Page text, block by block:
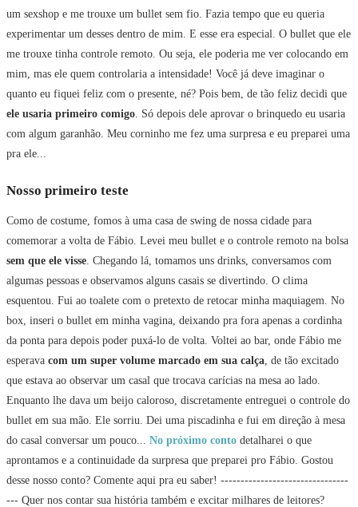
um sexshop e me trouxe um bullet sem fio. Fazia tempo que eu queria
experimentar um desses dentro de mim. E esse era especial. O bullet que ele
me trouxe tinha controle remoto. Ou seja, ele poderia me ver colocando em
mim, mas ele quem controlaria a intensidade! Você já deve imaginar o
quanto eu fiquei feliz com o presente, né? Pois bem, de tão feliz decidi que
ele usaria primeiro comigo . Só depois dele aprovar o brinquedo eu usaria
com algum garanhão. Meu corninho me fez uma surpresa e eu preparei uma
pra ele...
Nosso primeiro teste
Como de costume, fomos à uma casa de swing de nossa cidade para
comemorar a volta de Fábio. Levei meu bullet e o controle remoto na bolsa
sem que ele visse . Chegando lá, tomamos uns drinks, conversamos com
algumas pessoas e observamos alguns casais se divertindo. O clima
esquentou. Fui ao toalete com o pretexto de retocar minha maquiagem. No
box, inseri o bullet em minha vagina, deixando pra fora apenas a cordinha
da ponta para depois poder puxá-lo de volta. Voltei ao bar, onde Fábio me
esperava com um super volume marcado em sua calça , de tão excitado
que estava ao observar um casal que trocava carícias na mesa ao lado.
Enquanto lhe dava um beijo caloroso, discretamente entreguei o controle do
bullet em sua mão. Ele sorriu. Dei uma piscadinha e fui em direção à mesa
do casal conversar um pouco... No próximo conto detalharei o que
aprontamos e a continuidade da surpresa que preparei pro Fábio. Gostou
desse nosso conto? Comente aqui pra eu saber! --------------------------------
--- Quer nos contar sua história também e excitar milhares de leitores?